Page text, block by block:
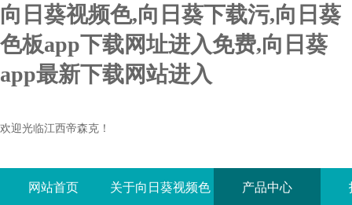
向日葵视频色,向日葵下载污,向日葵
色板app下载网址进入免费,向日葵
app最新下载网站进入
欢迎光临江西帝森克！
网站首页 关于向日葵视频色 产品中心